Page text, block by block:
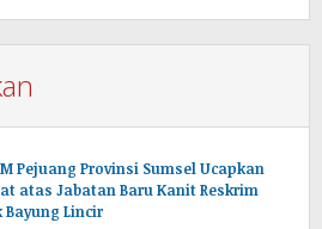
Pejuang Provinsi Sumsel Ucapkan
atas Jabatan Baru Kanit Reskrim
Bayung Lincir